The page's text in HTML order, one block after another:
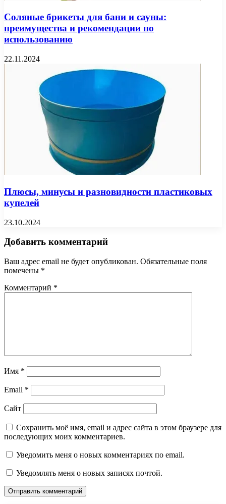
Соляные брикеты для бани и сауны:
преимущества и рекомендации по
использованию
22.11.2024
Плюсы, минусы и разновидности пластиковых
купелей
23.10.2024
Добавить комментарий
Ваш адрес email не будет опубликован. Обязательные поля
помечены *
Комментарий *
Имя *
Email *
Сайт
Сохранить моё имя, email и адрес сайта в этом браузере для
последующих моих комментариев.
Уведомить меня о новых комментариях по email.
Уведомлять меня о новых записях почтой.